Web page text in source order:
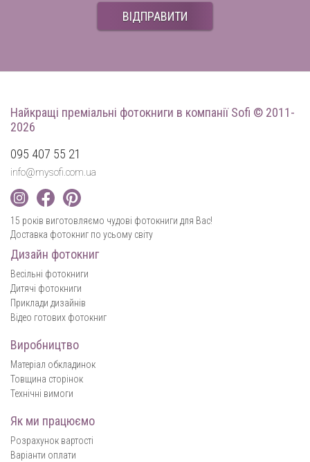
ВІДПРАВИТИ
Найкращі преміальні фотокниги в компанії Sofi © 2011-
2026
095 407 55 21
info@mysofi.com.ua
15 років виготовляємо чудові фотокниги для Вас!
Доставка фотокниг по усьому світу
Дизайн фотокниг
Весільні фотокниги
Дитячі фотокниги
Приклади дизайнів
Відео готових фотокниг
Виробництво
Матеріал обкладинок
Товщина сторінок
Технічні вимоги
Як ми працюємо
Розрахунок вартості
Варіанти оплати